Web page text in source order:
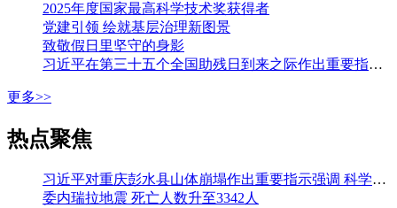
2025年度国家最高科学技术奖获得者
党建引领 绘就基层治理新图景
致敬假日里坚守的身影
习近平在第三十五个全国助残日到来之际作出重要指示强调 从自强模范身上汲取精神力量 勇敢克服困难挑战积极追求人生梦想 李强会见第七次全国自强模范暨助残先进表彰大会代表
更多>>
热点聚焦
习近平对重庆彭水县山体崩塌作出重要指示强调 科学组织搜救 加强监测预警和巡查排险 切实保障人民群众生命财产安全 李强作出批示
委内瑞拉地震 死亡人数升至3342人